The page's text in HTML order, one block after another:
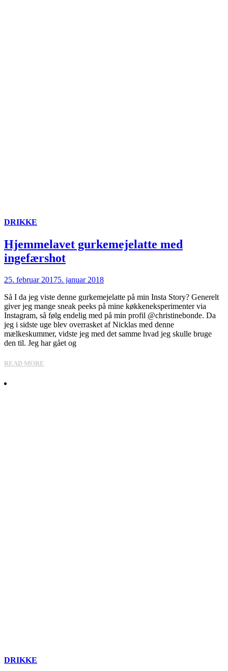
DRIKKE
Hjemmelavet gurkemejelatte med
ingefærshot
25. februar 20175. januar 2018
Så I da jeg viste denne gurkemejelatte på min Insta Story? Generelt
giver jeg mange sneak peeks på mine køkkeneksperimenter via
Instagram, så følg endelig med på min profil @christinebonde. Da
jeg i sidste uge blev overrasket af Nicklas med denne
mælkeskummer, vidste jeg med det samme hvad jeg skulle bruge
den til. Jeg har gået og
READ MORE
DRIKKE